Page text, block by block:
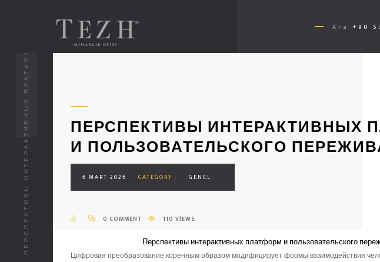
Ara +90
ПЕРСПЕКТИВЫ ИНТЕРАКТИВНЫХ
И ПОЛЬЗОВАТЕЛЬСКОГО
6 MART 2026 CATEGORY : GENEL
0 COMMENT 110 VIEWS
Перспективы интерактивных платформ и пользовательского
Цифровая преобразование коренным образом модифицирует формы взаимодействия